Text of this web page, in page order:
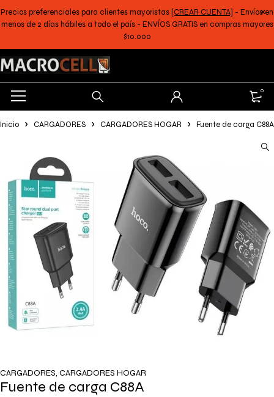
Precios preferenciales para clientes mayoristas [CREAR CUENTA] - Envíos en
menos de 2 días hábiles a todo el país - ENVÍOS GRATIS en compras mayores
$10.000
0
Inicio CARGADORES CARGADORES HOGAR Fuente de carga C88A
CARGADORES, CARGADORES HOGAR
Fuente de carga C88A